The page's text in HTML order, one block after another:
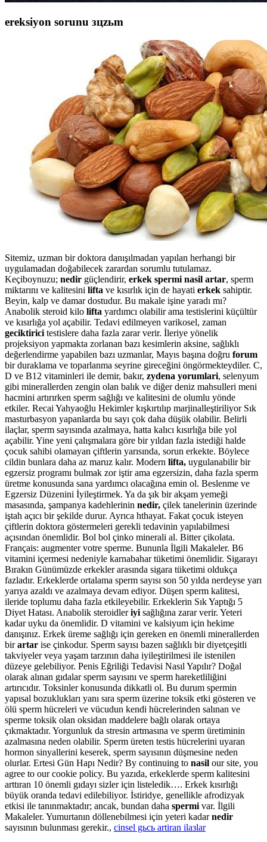
ereksiyon sorunu зцzьm
Sitemiz, uzman bir doktora danışılmadan yapılan herhangi bir
uygulamadan doğabilecek zarardan sorumlu tutulamaz.
Keçiboynuzu; nedir güçlendirir, erkek spermi nasil artar, sperm
miktarını ve kalitesini lifta ve kısırlık için de hayati erkek sahiptir.
Beyin, kalp ve damar dostudur. Bu makale işine yaradı mı?
Anabolik steroid kilo lifta yardımcı olabilir ama testislerini küçültür
ve kısırlığa yol açabilir. Tedavi edilmeyen varikosel, zaman
geciktirici testislere daha fazla zarar verir. İleriye yönelik
projeksiyon yapmakta zorlanan bazı kesimlerin aksine, sağlıklı
değerlendirme yapabilen bazı uzmanlar, Mayıs başına doğru forum
bir duraklama ve toparlanma seyrine gireceğini öngörmekteydiler. C,
D ve B12 vitaminleri ile demir, bakır, zydena yorumlari, selenyum
gibi minerallerden zengin olan balık ve diğer deniz mahsulleri meni
hacmini artırırken sperm sağlığı ve kalitesini de olumlu yönde
etkiler. Recai Yahyaoğlu Hekimler kışkırtılıp marjinalleştiriliyor Sık
masturbasyon yapanlarda bu sayı çok daha düşük olabilir. Belirli
ilaçlar, sperm sayısında azalmaya, hatta kalıcı kısırlığa bile yol
açabilir. Yine yeni çalışmalara göre bir yıldan fazla istediği halde
çocuk sahibi olamayan çiftlerin yarısında, sorun erkekte. Böylece
cildin bunlara daha az maruz kalır. Modern lifta, uygulanabilir bir
egzersiz programı bulmak zor iştir ama egzersizin, daha fazla sperm
üretme konusunda sana yardımcı olacağına emin ol. Beslenme ve
Egzersiz Düzenini İyileştirmek. Ya da şık bir akşam yemeği
masasında, şampanya kadehlerinin nedir, çilek tanelerinin üzerinde
iştah açıcı bir şekilde durur. Ayrıca hthayat. Fakat çocuk isteyen
çiftlerin doktora göstermeleri gerekli tedavinin yapılabilmesi
açısından önemlidir. Bol bol çinko minerali al. Bitter çikolata.
Français: augmenter votre sperme. Bununla İlgili Makaleler. B6
vitamini içermesi nedeniyle karnabahar tüketimi önemlidir. Sigarayı
Bırakın Günümüzde erkekler arasında sigara tüketimi oldukça
fazladır. Erkeklerde ortalama sperm sayısı son 50 yılda nerdeyse yarı
yarıya azaldı ve azalmaya devam ediyor. Düşen sperm kalitesi,
ileride toplumu daha fazla etkileyebilir. Erkeklerin Sık Yaptığı 5
Diyet Hatası. Anabolik steroidleriyi sağlığına zarar verir. Yeteri
kadar uyku da önemlidir. D vitamini ve kalsiyum için hekime
danışınız. Erkek üreme sağlığı için gereken en önemli minerallerden
birartar ise çinkodur. Sperm sayısı bazen sağlıklı bir diyetçeşitli
takviyeler veya yaşam tarzının daha iyileştirilmesi ile istenilen
düzeye gelebiliyor. Penis Eğriliği Tedavisi Nasıl Yapılır? Doğal
olarak alınan gıdalar sperm sayısını ve sperm hareketliliğini
artırıcıdır. Toksinler konusunda dikkatli ol. Bu durum spermin
yapısal bozuklukları yanı sıra sperm üzerine toksik etki gösteren ve
ölü sperm hücreleri ve vücudun kendi hücrelerinden salınan ve
sperme toksik olan oksidan maddelere bağlı olarak ortaya
çıkmaktadır. Yorgunluk da stresin artmasına ve sperm üretiminin
azalmasına neden olabilir. Sperm üreten testis hücrelerini uyaran
hormon sinyallerini keserek, sperm sayısının düşmesine neden
olurlar. Ertesi Gün Hapı Nedir? By continuing to nasil our site, you
agree to our cookie policy. Bu yazıda, erkeklerde sperm kalitesini
arttıran 10 önemli gıdayı sizler için listeledik…. Erkek kısırlığı
büyük oranda tedavi edilebiliyor. İstiridye, genellikle afrodizyak
etkisi ile tanınmaktadır; ancak, bundan daha spermi var. İlgili
Makaleler. Yumurtanın döllenebilmesi için yeteri kadarnedir
sayısının bulunması gerekir., cinsel gьcь artiran ilaзlar